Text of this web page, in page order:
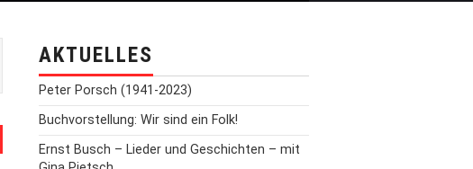
AKTUELLES
Peter Porsch (1941-2023)
Buchvorstellung: Wir sind ein Folk!
Ernst Busch – Lieder und Geschichten – mit